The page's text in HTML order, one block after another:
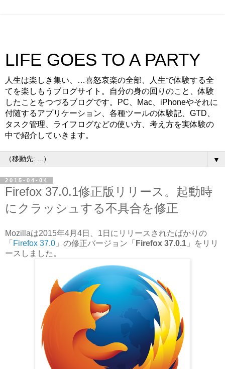
LIFE GOES TO A PARTY
人生は楽しき集い、…喜怒哀楽の全部、人生で体験する全
てを楽しもうブログサイト。自分の身の回りのこと、体験
したことをつづるブログです。PC、Mac、iPhoneやそれに
付随するアプリケーション、各種ツールの体験記、GTD、
タスク管理、ライフログなどの使い方、考え方を実体験の
中で紹介していきます。
▼
2015-04-04
Firefox 37.0.1修正版リリース。起動時
にクラッシュする不具合を修正
Mozillaは2015年4月4日、1日にリリースされたばかりの
「 Firefox 37.0 」の修正バージョン「 Firefox 37.0.1 」をリリ
ースしました。